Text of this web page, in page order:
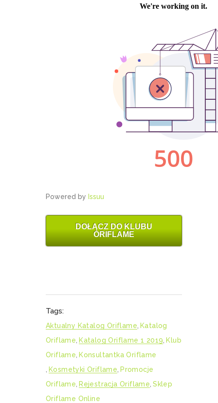
Powered by Issuu
DOŁĄCZ DO KLUBU
ORIFLAME
Tags:
Aktualny Katalog Oriflame Katalog
Oriflame Katalog Oriflame 1 2019 Klub
Oriflame Konsultantka Oriflame
Kosmetyki Oriflame Promocje
Oriflame Rejestracja Oriflame Sklep
Oriflame Online